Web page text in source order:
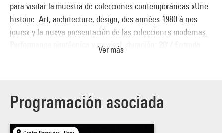
para visitar la muestra de colecciones contemporáneas «Une
histoire. Art, architecture, design, des années 1980 à nos
jours» y la nueva presentación de las colecciones modernas.
Performance pirotécnica y musical, duración: 20' / Entrada
Ver más
Programación asociada